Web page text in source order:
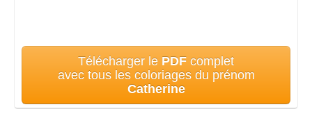
Télécharger le PDF complet
avec tous les coloriages du prénom
Catherine